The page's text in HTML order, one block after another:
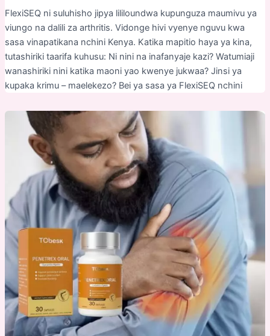
FlexiSEQ ni suluhisho jipya lililoundwa kupunguza maumivu ya
viungo na dalili za arthritis. Vidonge hivi vyenye nguvu kwa
sasa vinapatikana nchini Kenya. Katika mapitio haya ya kina,
tutashiriki taarifa kuhusu: Ni nini na inafanyaje kazi? Watumiaji
wanashiriki nini katika maoni yao kwenye jukwaa? Jinsi ya
kupaka krimu – maelekezo? Bei ya sasa ya FlexiSEQ nchini